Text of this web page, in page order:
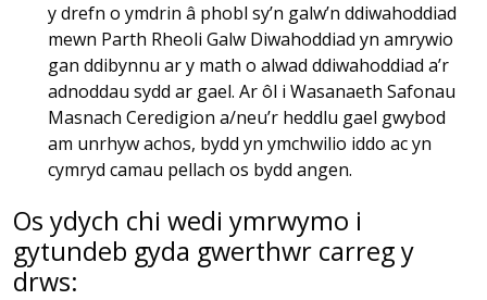
y drefn o ymdrin â phobl sy’n galw’n ddiwahoddiad
mewn Parth Rheoli Galw Diwahoddiad yn amrywio
gan ddibynnu ar y math o alwad ddiwahoddiad a’r
adnoddau sydd ar gael. Ar ôl i Wasanaeth Safonau
Masnach Ceredigion a/neu’r heddlu gael gwybod
am unrhyw achos, bydd yn ymchwilio iddo ac yn
cymryd camau pellach os bydd angen.
Os ydych chi wedi ymrwymo i
gytundeb gyda gwerthwr carreg y
drws: